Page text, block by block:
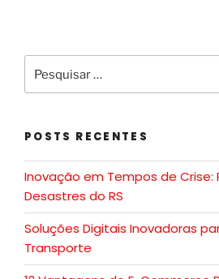
POSTS RECENTES
Inovação em Tempos de Crise:
Desastres do RS
Soluções Digitais Inovadoras
Transporte